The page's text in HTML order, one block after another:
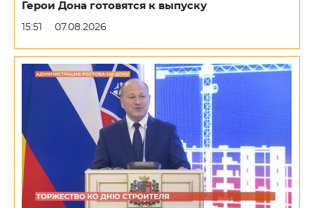
Герои Дона готовятся к выпуску
15:51 07.08.2026